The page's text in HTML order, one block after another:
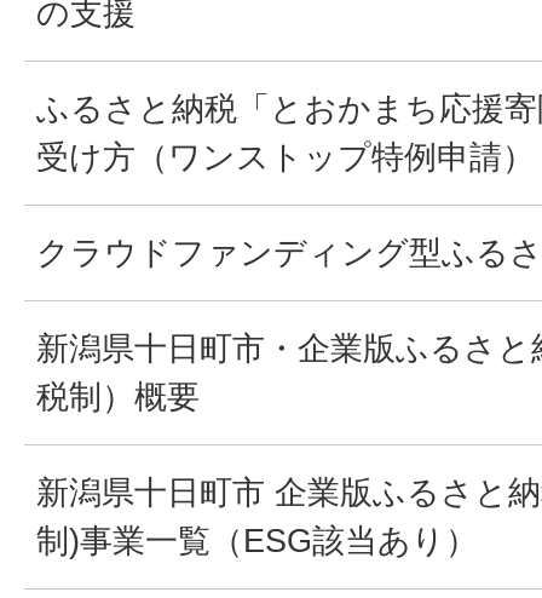
の支援
ふるさと納税「とおかまち応援
受け方（ワンストップ特例申請）
クラウドファンディング型ふる
新潟県十日町市・企業版ふるさ
税制）概要
新潟県十日町市 企業版ふるさと
制)事業一覧（ESG該当あり）